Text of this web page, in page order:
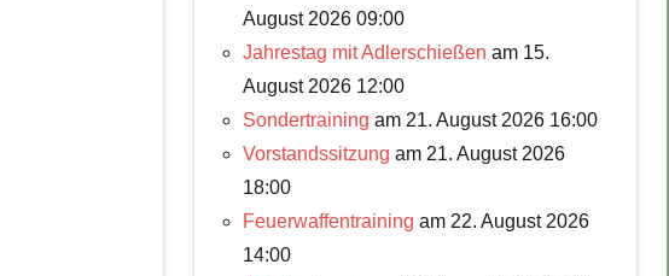
August 2026 09:00
Jahrestag mit Adlerschießen am 15.
August 2026 12:00
Sondertraining am 21. August 2026 16:00
Vorstandssitzung am 21. August 2026
18:00
Feuerwaffentraining am 22. August 2026
14:00